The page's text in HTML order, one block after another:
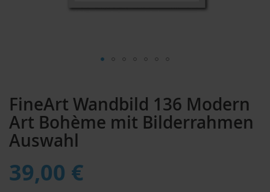
FineArt Wandbild 136 Modern
Art Bohème mit Bilderrahmen
Auswahl
39,00 €
der
Bildergalerie
springen